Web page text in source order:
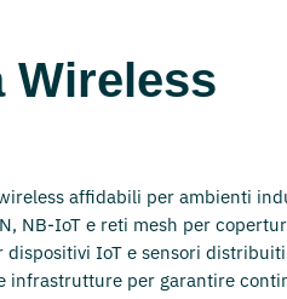
Wireless
affidabili per ambienti
NB-IoT e reti mesh per
IoT e sensori
infrastrutture per garantire